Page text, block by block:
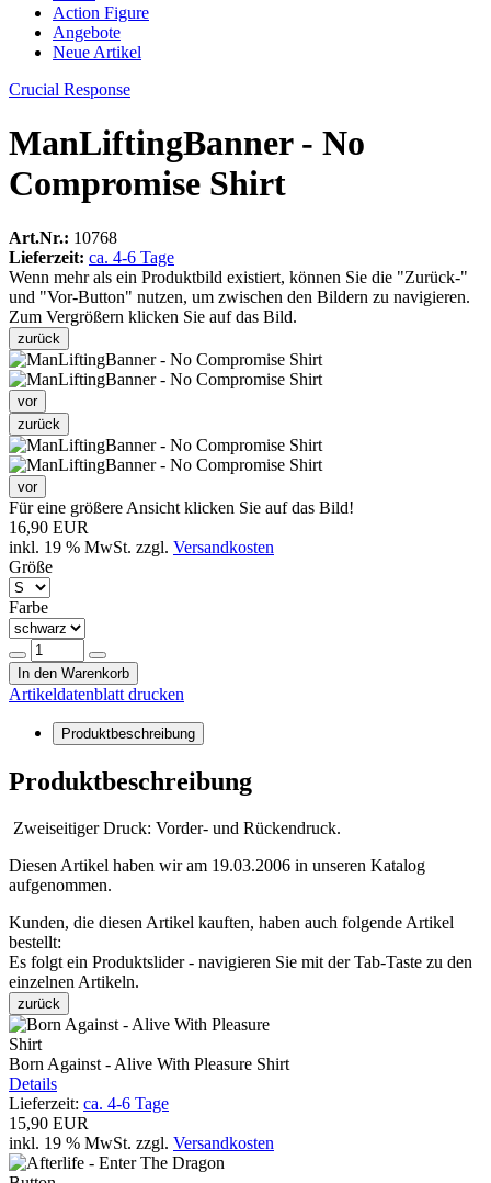
Action Figure
Angebote
Neue Artikel
Crucial Response
ManLiftingBanner - No
Compromise Shirt
Art.Nr.: 10768
Lieferzeit: ca. 4-6 Tage
Wenn mehr als ein Produktbild existiert, können Sie die "Zurück-"
und "Vor-Button" nutzen, um zwischen den Bildern zu navigieren.
Zum Vergrößern klicken Sie auf das Bild.
zurück
vor
zurück
vor
Für eine größere Ansicht klicken Sie auf das Bild!
16,90 EUR
inkl. 19 % MwSt. zzgl. Versandkosten
Größe
Farbe
In den Warenkorb
Artikeldatenblatt drucken
Produktbeschreibung
Produktbeschreibung
Zweiseitiger Druck: Vorder- und Rückendruck.
Diesen Artikel haben wir am 19.03.2006 in unseren Katalog
aufgenommen.
Kunden, die diesen Artikel kauften, haben auch folgende Artikel
bestellt:
Es folgt ein Produktslider - navigieren Sie mit der Tab-Taste zu den
einzelnen Artikeln.
zurück
Born Against - Alive With Pleasure Shirt
Details
Lieferzeit: ca. 4-6 Tage
15,90 EUR
inkl. 19 % MwSt. zzgl. Versandkosten